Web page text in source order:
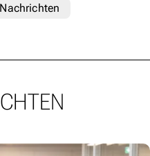
Nachrichten